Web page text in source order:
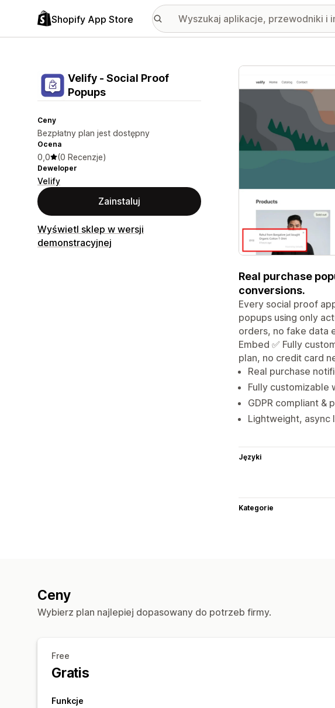
Shopify App Store
Velify ‑ Social Proof
Popups
Ceny
Bezpłatny plan jest dostępny
Ocena
0,0 (0 Recenzje)
Deweloper
Velify
Zainstaluj
Wyświetl sklep w wersji
demonstracyjnej
Wyróżnione obrazy w
Real purchase
conversions.
Every social proof
popups using only
orders, no fake data
Embed ✅ Fully
plan, no credit card
Real purchase
Fully customizable
GDPR compliant &
Lightweight, async
Języki
Kategorie
Ceny
Wybierz plan najlepiej dopasowany do potrzeb firmy.
Free
Gratis
Funkcje